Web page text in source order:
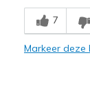
Stylish
7
Markeer deze